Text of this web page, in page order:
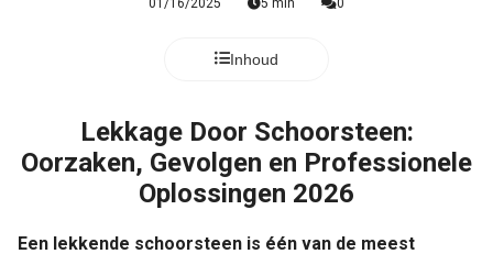
01/16/2025 5 min 0
Inhoud
Lekkage Door Schoorsteen:
Oorzaken, Gevolgen en Professionele
Oplossingen 2026
Een lekkende schoorsteen is één van de meest